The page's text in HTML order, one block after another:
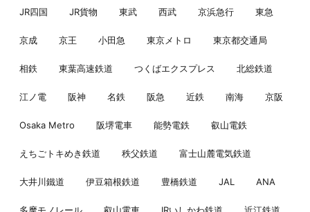
JR四国 JR貨物 東武 西武 京浜急行 東急
京成 京王 小田急 東京メトロ 東京都交通局
相鉄 東葉高速鉄道 つくばエクスプレス 北総鉄道
江ノ電 阪神 名鉄 阪急 近鉄 南海 京阪
Osaka Metro 阪堺電車 能勢電鉄 叡山電鉄
えちごトキめき鉄道 秩父鉄道 富士山麓電気鉄道
大井川鐵道 伊豆箱根鉄道 豊橋鉄道 JAL ANA